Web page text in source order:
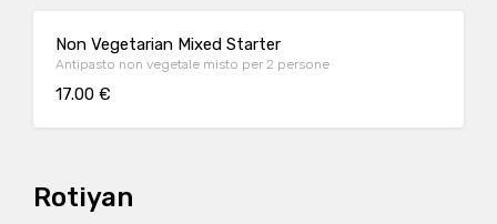
Non Vegetarian Mixed Starter
Antipasto non vegetale misto per 2 persone
17.00 €
Rotiyan